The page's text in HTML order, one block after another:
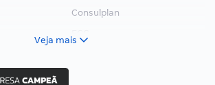
Consulplan
Veja mais